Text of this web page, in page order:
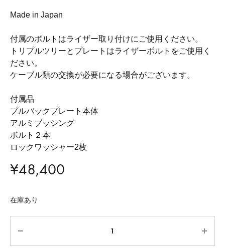
Made in Japan
付属のボルトはライザー取り付けにご使用ください。
トリプルツリーとプレートはライザーボルトをご使用く
ださい。
ケーブル類の交換が必要になる場合がございます。
付属品
プルバックプレート本体
アルミブッシング
ボルト２本
ロックワッシャー2枚
¥48,400
在庫あり